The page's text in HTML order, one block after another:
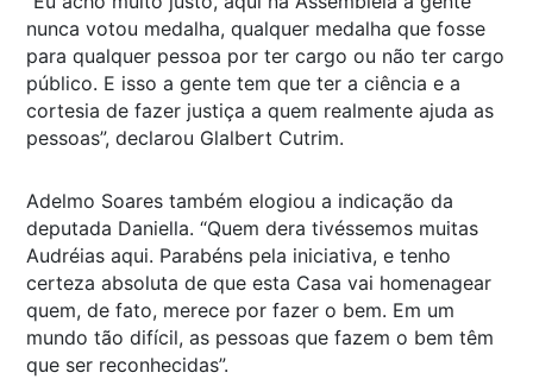
nunca votou medalha, qualquer medalha que fosse
para qualquer pessoa por ter cargo ou não ter cargo
público. E isso a gente tem que ter a ciência e a
cortesia de fazer justiça a quem realmente ajuda as
pessoas”, declarou Glalbert Cutrim.
Adelmo Soares também elogiou a indicação da
deputada Daniella. “Quem dera tivéssemos muitas
Audréias aqui. Parabéns pela iniciativa, e tenho
certeza absoluta de que esta Casa vai homenagear
quem, de fato, merece por fazer o bem. Em um
mundo tão difícil, as pessoas que fazem o bem têm
que ser reconhecidas”.